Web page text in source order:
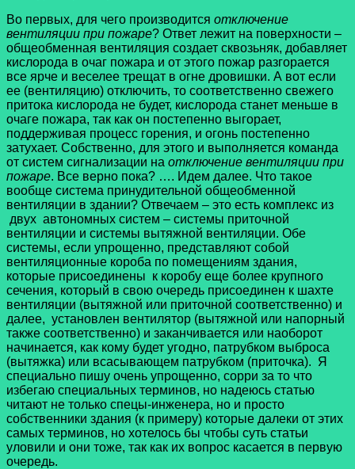
Во первых, для чего производится отключение
вентиляции при пожаре? Ответ лежит на поверхности –
общеобменная вентиляция создает сквозьняк, добавляет
кислорода в очаг пожара и от этого пожар разгорается
все ярче и веселее трещат в огне дровишки. А вот если
ее (вентиляцию) отключить, то соответственно свежего
притока кислорода не будет, кислорода станет меньше в
очаге пожара, так как он постепенно выгорает,
поддерживая процесс горения, и огонь постепенно
затухает. Собственно, для этого и выполняется команда
от систем сигнализации на отключение вентиляции при
пожаре. Все верно пока? …. Идем далее. Что такое
вообще система принудительной общеобменной
вентиляции в здании? Отвечаем – это есть комплекс из
двух автономных систем – системы приточной
вентиляции и системы вытяжной вентиляции. Обе
системы, если упрощенно, представляют собой
вентиляционные короба по помещениям здания,
которые присоединены к коробу еще более крупного
сечения, который в свою очередь присоединен к шахте
вентиляции (вытяжной или приточной соответственно) и
далее, установлен вентилятор (вытяжной или напорный
также соответственно) и заканчивается или наоборот
начинается, как кому будет угодно, патрубком выброса
(вытяжка) или всасывающем патрубком (приточка). Я
специально пишу очень упрощенно, сорри за то что
избегаю специальных терминов, но надеюсь статью
читают не только спецы-инженера, но и просто
собственники здания (к примеру) которые далеки от этих
самых терминов, но хотелось бы чтобы суть статьи
уловили и они тоже, так как их вопрос касается в первую
очередь.